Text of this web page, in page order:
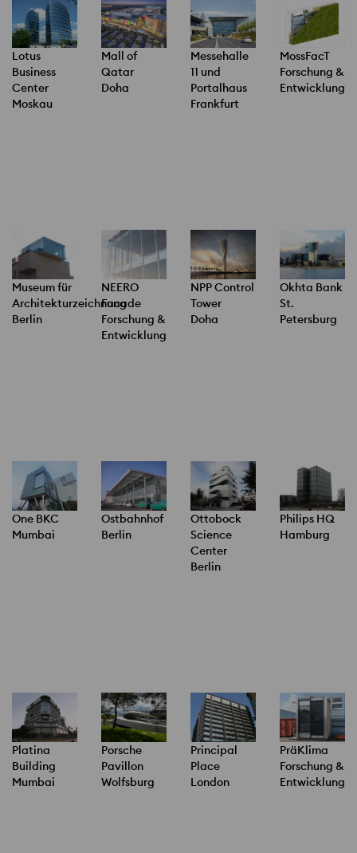
Lotus
Business
Center
Moskau
Mall of
Qatar
Doha
Messehalle
11 und
Portalhaus
Frankfurt
MossFacT
Forschung &
Entwicklung
Museum für
Architekturzeichnung
Berlin
NEERO
Facade
Forschung &
Entwicklung
NPP Control
Tower
Doha
Okhta Bank
St.
Petersburg
One BKC
Mumbai
Ostbahnhof
Berlin
Ottobock
Science
Center
Berlin
Philips HQ
Hamburg
Platina
Building
Mumbai
Porsche
Pavillon
Wolfsburg
Principal
Place
London
PräKlima
Forschung &
Entwicklung